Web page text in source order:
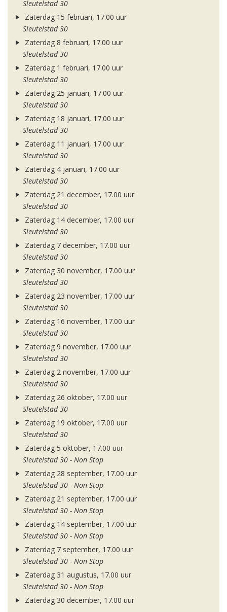
Sleutelstad 30
Zaterdag 15 februari, 17.00 uur
Sleutelstad 30
Zaterdag 8 februari, 17.00 uur
Sleutelstad 30
Zaterdag 1 februari, 17.00 uur
Sleutelstad 30
Zaterdag 25 januari, 17.00 uur
Sleutelstad 30
Zaterdag 18 januari, 17.00 uur
Sleutelstad 30
Zaterdag 11 januari, 17.00 uur
Sleutelstad 30
Zaterdag 4 januari, 17.00 uur
Sleutelstad 30
Zaterdag 21 december, 17.00 uur
Sleutelstad 30
Zaterdag 14 december, 17.00 uur
Sleutelstad 30
Zaterdag 7 december, 17.00 uur
Sleutelstad 30
Zaterdag 30 november, 17.00 uur
Sleutelstad 30
Zaterdag 23 november, 17.00 uur
Sleutelstad 30
Zaterdag 16 november, 17.00 uur
Sleutelstad 30
Zaterdag 9 november, 17.00 uur
Sleutelstad 30
Zaterdag 2 november, 17.00 uur
Sleutelstad 30
Zaterdag 26 oktober, 17.00 uur
Sleutelstad 30
Zaterdag 19 oktober, 17.00 uur
Sleutelstad 30
Zaterdag 5 oktober, 17.00 uur
Sleutelstad 30 - Non Stop
Zaterdag 28 september, 17.00 uur
Sleutelstad 30 - Non Stop
Zaterdag 21 september, 17.00 uur
Sleutelstad 30 - Non Stop
Zaterdag 14 september, 17.00 uur
Sleutelstad 30 - Non Stop
Zaterdag 7 september, 17.00 uur
Sleutelstad 30 - Non Stop
Zaterdag 31 augustus, 17.00 uur
Sleutelstad 30 - Non Stop
Zaterdag 30 december, 17.00 uur